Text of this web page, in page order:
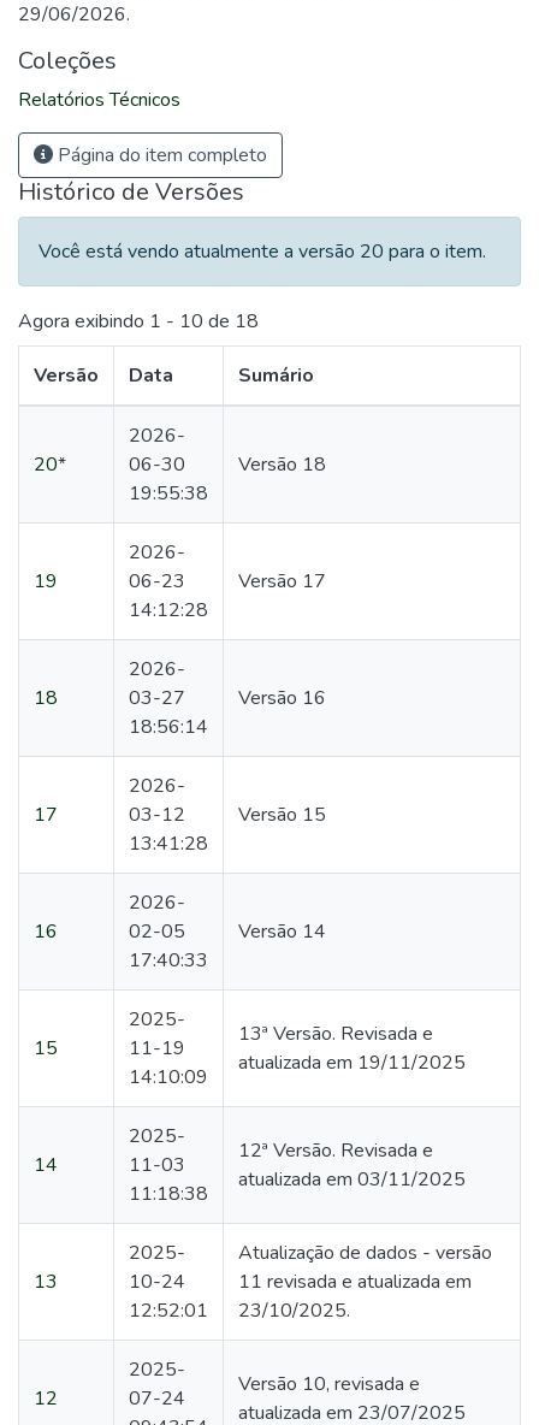
29/06/2026.
Coleções
Relatórios Técnicos
Página do item completo
Histórico de Versões
Você está vendo atualmente a versão 20 para o item.
Agora exibindo 1 - 10 de 18
Versão Data Sumário
20*
2026-
06-30
19:55:38
Versão 18
19
2026-
06-23
14:12:28
Versão 17
18
2026-
03-27
18:56:14
Versão 16
17
2026-
03-12
13:41:28
Versão 15
16
2026-
02-05
17:40:33
Versão 14
15
2025-
11-19
14:10:09
13ª Versão. Revisada e
atualizada em 19/11/2025
14
2025-
11-03
11:18:38
12ª Versão. Revisada e
atualizada em 03/11/2025
13
2025-
10-24
12:52:01
Atualização de dados - versão
11 revisada e atualizada em
23/10/2025.
12
2025-
07-24
Versão 10, revisada e
atualizada em 23/07/2025